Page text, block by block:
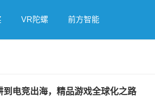
VR陀螺 前方智能
到电竞出海，精品游戏全球化之路